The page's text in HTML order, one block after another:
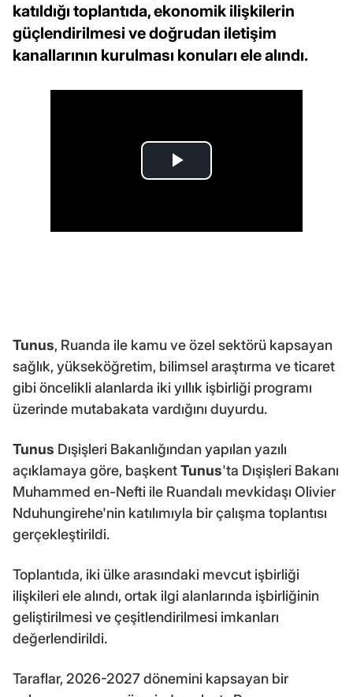
katıldığı toplantıda, ekonomik ilişkilerin
güçlendirilmesi ve doğrudan iletişim
kanallarının kurulması konuları ele alındı.
Tunus, Ruanda ile kamu ve özel sektörü kapsayan
sağlık, yükseköğretim, bilimsel araştırma ve ticaret
gibi öncelikli alanlarda iki yıllık işbirliği programı
üzerinde mutabakata vardığını duyurdu.
Tunus Dışişleri Bakanlığından yapılan yazılı
açıklamaya göre, başkentTunus'ta Dışişleri Bakanı
Muhammed en-Nefti ile Ruandalı mevkidaşı Olivier
Nduhungirehe'nin katılımıyla bir çalışma toplantısı
gerçekleştirildi.
Toplantıda, iki ülke arasındaki mevcut işbirliği
ilişkileri ele alındı, ortak ilgi alanlarında işbirliğinin
geliştirilmesi ve çeşitlendirilmesi imkanları
değerlendirildi.
Taraflar, 2026-2027 dönemini kapsayan bir